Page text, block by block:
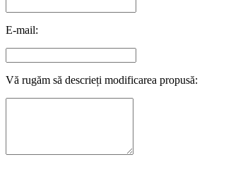
E-mail:
Vă rugăm să descrieți modificarea propusă: